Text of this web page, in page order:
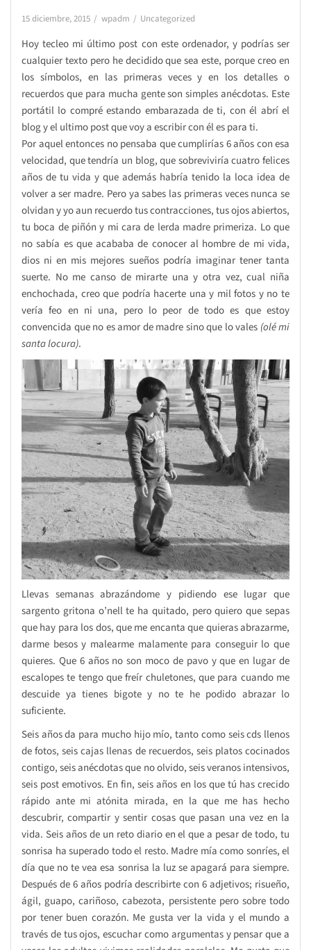
15 diciembre, 2015 wpadm Uncategorized
Hoy tecleo mi último post con este ordenador, y podrías ser
cualquier texto pero he decidido que sea este, porque creo en
los símbolos, en las primeras veces y en los detalles o
recuerdos que para mucha gente son simples anécdotas. Este
portátil lo compré estando embarazada de ti, con él abrí el
blog y el ultimo post que voy a escribir con él es para ti.
Por aquel entonces no pensaba que cumplirías 6 años con esa
velocidad, que tendría un blog, que sobreviviría cuatro felices
años de tu vida y que además habría tenido la loca idea de
volver a ser madre. Pero ya sabes las primeras veces nunca se
olvidan y yo aun recuerdo tus contracciones, tus ojos abiertos,
tu boca de piñón y mi cara de lerda madre primeriza. Lo que
no sabía es que acababa de conocer al hombre de mi vida,
dios ni en mis mejores sueños podría imaginar tener tanta
suerte. No me canso de mirarte una y otra vez, cual niña
enchochada, creo que podría hacerte una y mil fotos y no te
vería feo en ni una, pero lo peor de todo es que estoy
convencida que no es amor de madre sino que lo vales (olé mi
santa locura).
Llevas semanas abrazándome y pidiendo ese lugar que
sargento gritona o’nell te ha quitado, pero quiero que sepas
que hay para los dos, que me encanta que quieras abrazarme,
darme besos y malearme malamente para conseguir lo que
quieres. Que 6 años no son moco de pavo y que en lugar de
escalopes te tengo que freír chuletones, que para cuando me
descuide ya tienes bigote y no te he podido abrazar lo
suficiente.
Seis años da para mucho hijo mío, tanto como seis cds llenos
de fotos, seis cajas llenas de recuerdos, seis platos cocinados
contigo, seis anécdotas que no olvido, seis veranos intensivos,
seis post emotivos. En fin, seis años en los que tú has crecido
rápido ante mi atónita mirada, en la que me has hecho
descubrir, compartir y sentir cosas que pasan una vez en la
vida. Seis años de un reto diario en el que a pesar de todo, tu
sonrisa ha superado todo el resto. Madre mía como sonríes, el
día que no te vea esa sonrisa la luz se apagará para siempre.
Después de 6 años podría describirte con 6 adjetivos; risueño,
ágil, guapo, cariñoso, cabezota, persistente pero sobre todo
por tener buen corazón. Me gusta ver la vida y el mundo a
través de tus ojos, escuchar como argumentas y pensar que a